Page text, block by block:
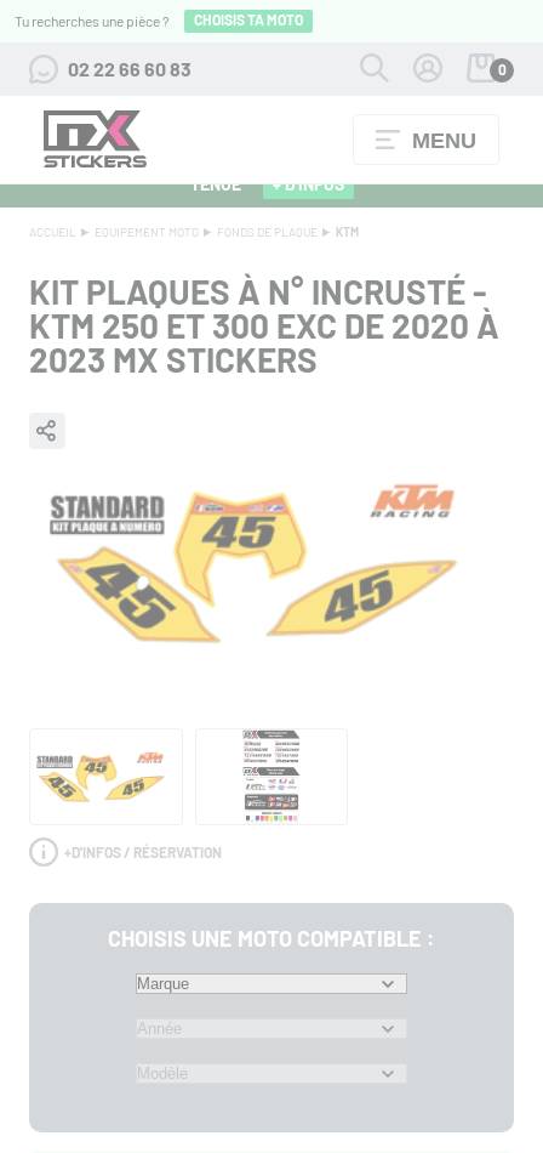
Tu recherches une pièce ? CHOISIS TA MOTO
02 22 66 60 83 0
MENU
ALPINESTARS 27 : FLOCAGE OFFERT POUR L'ACHAT D'UNE
TENUE
+ D'INFOS
ACCUEIL EQUIPEMENT MOTO FONDS DE PLAQUE KTM
KIT PLAQUES À N° INCRUSTÉ -
KTM 250 ET 300 EXC DE 2020 À
2023 MX STICKERS
+D'INFOS / RÉSERVATION
CHOISIS UNE MOTO COMPATIBLE :